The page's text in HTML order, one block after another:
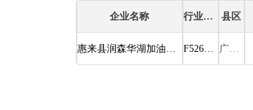
企业名称 行业类别 县区
惠来县润森华湖加油站有限公司 F5265 机动车燃油零售 广东省揭阳市惠来县华湖镇